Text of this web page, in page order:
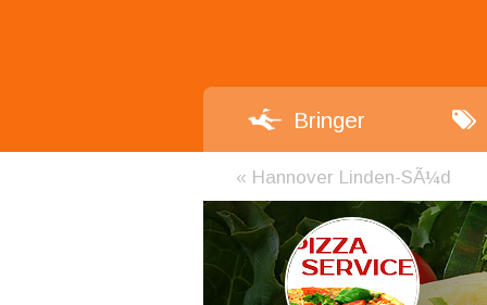
Bringer
« Hannover Linden-SÃ¼d